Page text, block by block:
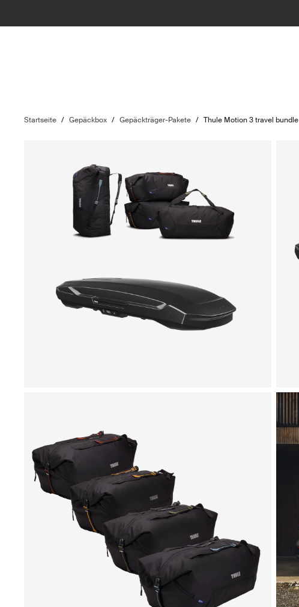
Startseite / Gepäckbox / Gepäckträger-Pakete / Thule Motion 3 travel bundle